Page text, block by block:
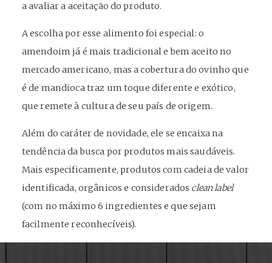
a avaliar a aceitação do produto.
A escolha por esse alimento foi especial: o
amendoim já é mais tradicional e bem aceito no
mercado americano, mas a cobertura do ovinho que
é de mandioca traz um toque diferente e exótico,
que remete à cultura de seu país de origem.
Além do caráter de novidade, ele se encaixa na
tendência da busca por produtos mais saudáveis.
Mais especificamente, produtos com cadeia de valor
identificada, orgânicos e considerados clean label
(com no máximo 6 ingredientes e que sejam
facilmente reconhecíveis).